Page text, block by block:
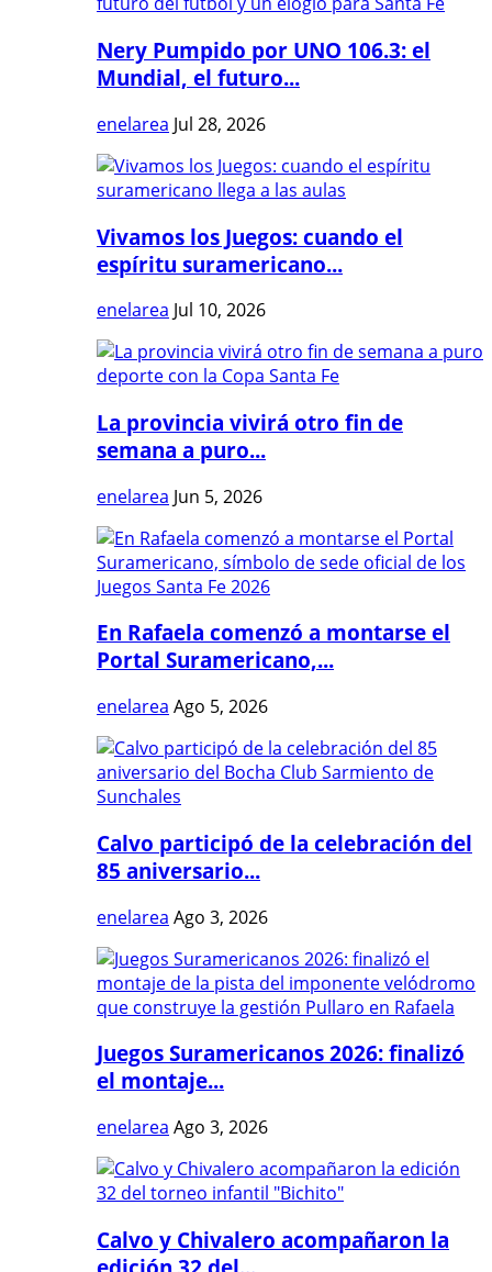
Nery Pumpido por UNO 106.3: el
Mundial, el futuro...
enelarea Jul 28, 2026
Vivamos los Juegos: cuando el
espíritu suramericano...
enelarea Jul 10, 2026
La provincia vivirá otro fin de
semana a puro...
enelarea Jun 5, 2026
En Rafaela comenzó a montarse el
Portal Suramericano,...
enelarea Ago 5, 2026
Calvo participó de la celebración del
85 aniversario...
enelarea Ago 3, 2026
Juegos Suramericanos 2026: finalizó
el montaje...
enelarea Ago 3, 2026
Calvo y Chivalero acompañaron la